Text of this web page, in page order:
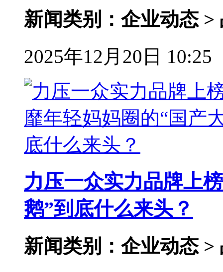
新闻类别：企业动态 >
2025年12月20日 10:25
力压一众实力品牌上
鹅”到底什么来头？
新闻类别：企业动态 >